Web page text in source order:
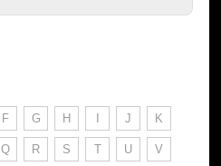
F G H I J K
Q R S T U V